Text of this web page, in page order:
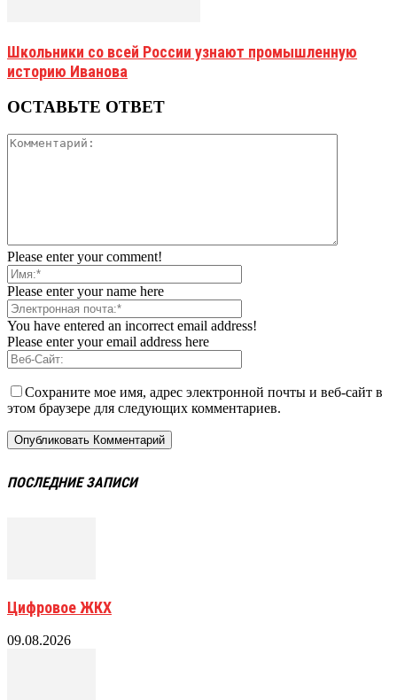
Школьники со всей России узнают промышленную
историю Иванова
ОСТАВЬТЕ ОТВЕТ
Please enter your comment!
Please enter your name here
You have entered an incorrect email address!
Please enter your email address here
Сохраните мое имя, адрес электронной почты и веб-сайт в
этом браузере для следующих комментариев.
ПОСЛЕДНИЕ ЗАПИСИ
Цифровое ЖКХ
09.08.2026